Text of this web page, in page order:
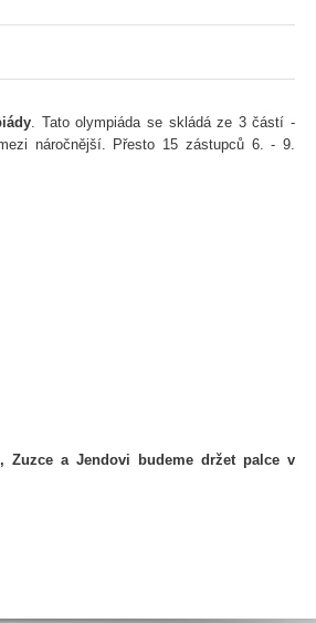
. Tato olympiáda se skládá ze 3 částí -
náročnější. Přesto 15 zástupců 6. - 9.
Zuzce a Jendovi budeme držet palce v